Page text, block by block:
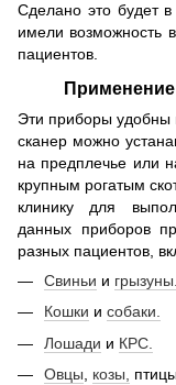
Сделано это будет
имели возможность
пациентов.
Эти приборы удобны
сканер можно
на предплечье или
крупным рогатым
клинику для
данных приборов
разных пациентов,
Свиньи и грызуны.
Кошки и собаки.
Лошади и КРС.
Овцы
козы,